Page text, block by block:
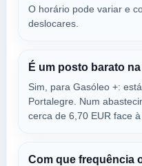
a 16.53 Km
Lugar Das Terras Da
GALP Campo
a 19.46 Km
Av. Humberto Delgado, S/n
7350-123
O horário pode variar e
deslocares.
É um posto barato
Sim, para Gasóleo +:
Portalegre. Num
cerca de 6,70 EUR face
Com que frequência